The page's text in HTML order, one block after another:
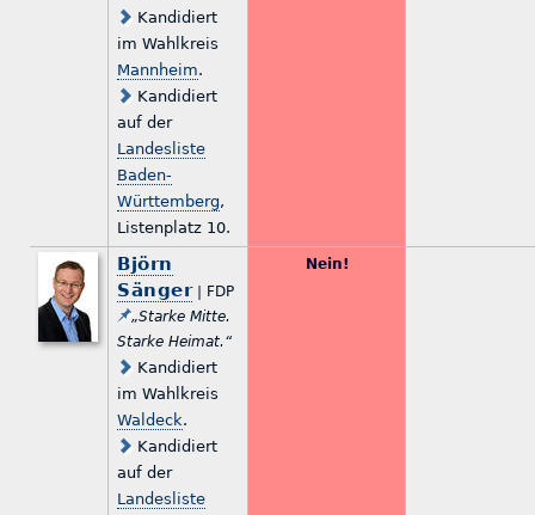
Kandidiert
im Wahlkreis
Mannheim.
Kandidiert
auf der
Landesliste
Baden-
Württemberg,
Listenplatz 10.
Björn
Sänger| FDP
„Starke Mitte.
Starke Heimat.“
Kandidiert
im Wahlkreis
Waldeck.
Kandidiert
auf der
Landesliste
Nein!